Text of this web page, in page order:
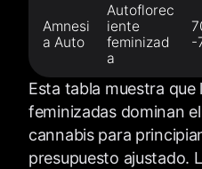
Amnesi
a Auto
Autoflorec
iente
feminizad
a
-
Esta tabla muestra
feminizadas dominan
cannabis para
presupuesto ajustado.